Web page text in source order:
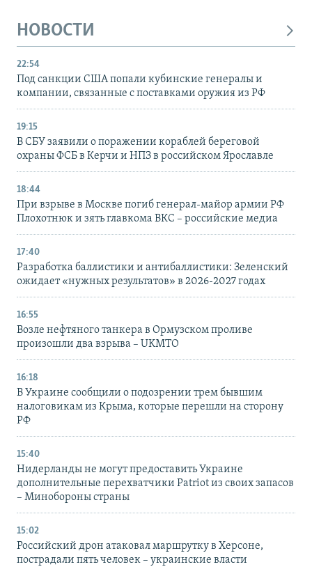
НОВОСТИ
22:54
Под санкции США попали кубинские генералы и
компании, связанные с поставками оружия из РФ
19:15
В СБУ заявили о поражении кораблей береговой
охраны ФСБ в Керчи и НПЗ в российском Ярославле
18:44
При взрыве в Москве погиб генерал-майор армии РФ
Плохотнюк и зять главкома ВКС – российские медиа
17:40
Разработка баллистики и антибаллистики: Зеленский
ожидает «нужных результатов» в 2026-2027 годах
16:55
Возле нефтяного танкера в Ормузском проливе
произошли два взрыва – UKMTO
16:18
В Украине сообщили о подозрении трем бывшим
налоговикам из Крыма, которые перешли на сторону
РФ
15:40
Нидерланды не могут предоставить Украине
дополнительные перехватчики Patriot из своих запасов
– Минобороны страны
15:02
Российский дрон атаковал маршрутку в Херсоне,
пострадали пять человек – украинские власти